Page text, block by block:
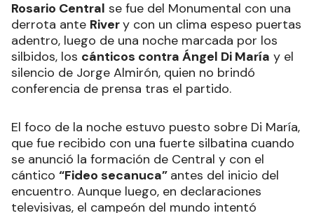
Rosario Central se fue del Monumental con una
derrota ante Rivery con un clima espeso puertas
adentro, luego de una noche marcada por los
silbidos, los cánticos contra Ángel Di María y el
silencio de Jorge Almirón, quien no brindó
conferencia de prensa tras el partido.
El foco de la noche estuvo puesto sobre Di María,
que fue recibido con una fuerte silbatina cuando
se anunció la formación de Central y con el
cántico “Fideo secanuca” antes del inicio del
encuentro. Aunque luego, en declaraciones
televisivas, el campeón del mundo intentó